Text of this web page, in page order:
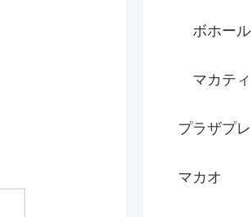
ボホー
マカティ
プラザプ
マカオ